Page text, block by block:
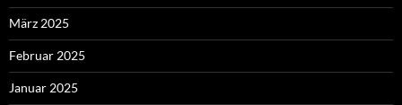
März 2025
Februar 2025
Januar 2025